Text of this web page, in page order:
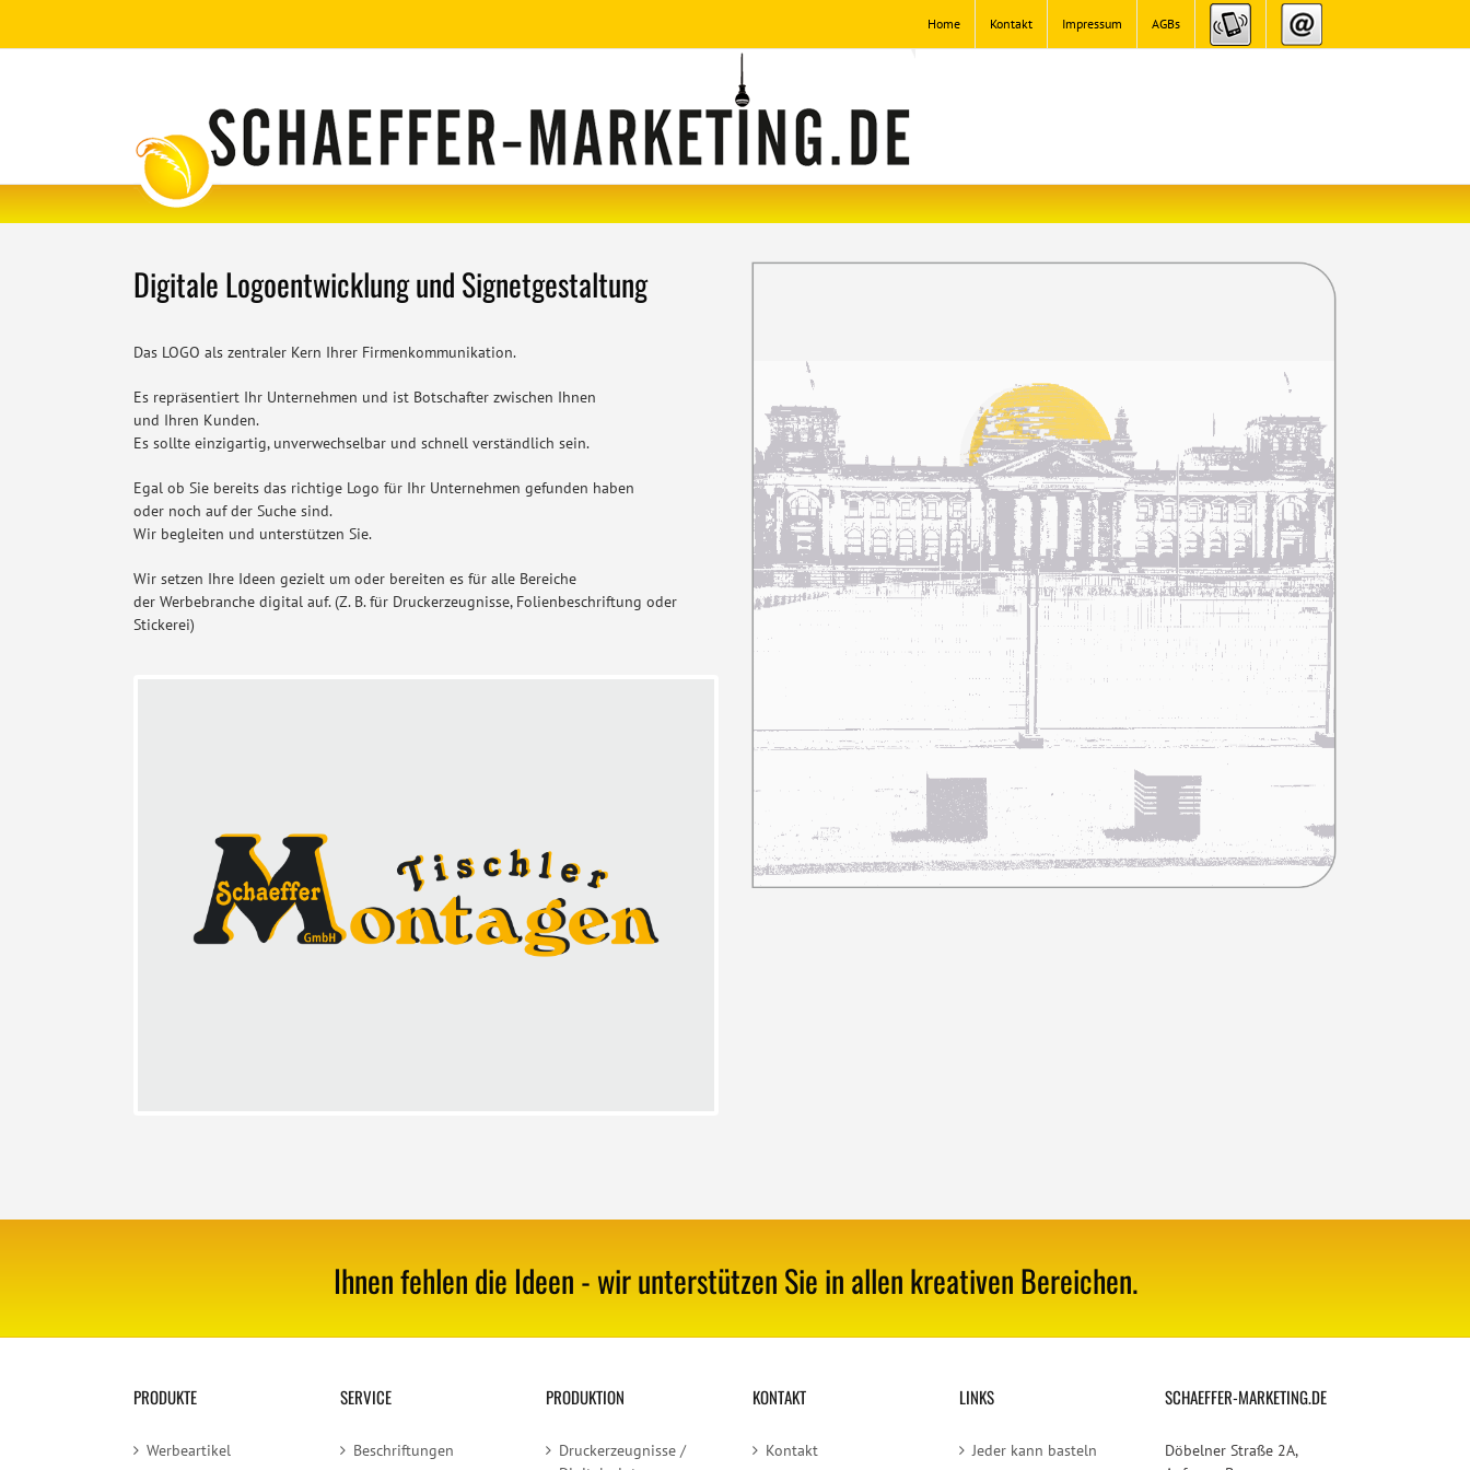
springen
Home Kontakt Impressum AGBs
Digitale Logoentwicklung und Signetgestaltung
Das LOGO als zentraler Kern Ihrer Firmenkommunikation.
Es repräsentiert Ihr Unternehmen und ist Botschafter zwischen Ihnen
und Ihren Kunden.
Es sollte einzigartig, unverwechselbar und schnell verständlich sein.
Egal ob Sie bereits das richtige Logo für Ihr Unternehmen gefunden haben
oder noch auf der Suche sind.
Wir begleiten und unterstützen Sie.
Wir setzen Ihre Ideen gezielt um oder bereiten es für alle Bereiche
der Werbebranche digital auf. (Z. B. für Druckerzeugnisse, Folienbeschriftung oder
Stickerei)
Ihnen fehlen die Ideen - wir unterstützen Sie in allen kreativen Bereichen.
PRODUKTE
Werbeartikel
SERVICE
Beschriftungen
PRODUKTION
Druckerzeugnisse /
KONTAKT
Kontakt
LINKS
Jeder kann basteln
SCHAEFFER-MARKETING.DE
Döbelner Straße 2A,